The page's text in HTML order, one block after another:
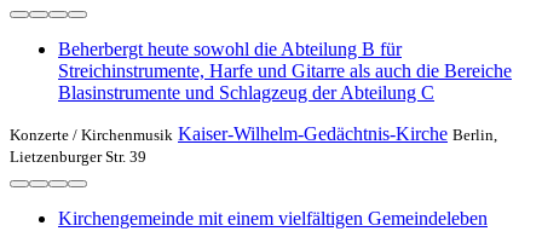
Beherbergt heute sowohl die Abteilung B für
Streichinstrumente, Harfe und Gitarre als auch die Bereiche
Blasinstrumente und Schlagzeug der Abteilung C
Konzerte / Kirchenmusik Kaiser-Wilhelm-Gedächtnis-Kirche Berlin,
Lietzenburger Str. 39
Kirchengemeinde mit einem vielfältigen Gemeindeleben